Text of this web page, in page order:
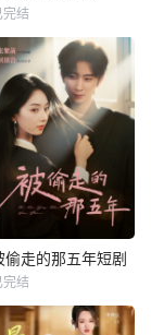
完结
偷走的那五年短剧
完结